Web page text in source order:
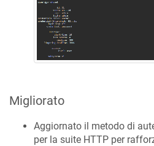
Migliorato
Aggiornato il metodo di
per la suite HTTP per